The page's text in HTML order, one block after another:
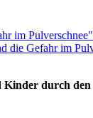
Gefahr im
durch den